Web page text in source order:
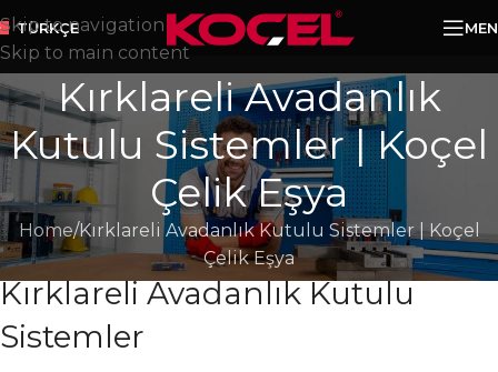
Skip to navigation
Skip to main content
TÜRKÇE
Kırklareli Avadanlık
Kutulu Sistemler | Koçel
Çelik Eşya
Home Kırklareli Avadanlık Kutulu Sistemler | Koçel
Çelik Eşya
Kırklareli Avadanlık Kutulu
Sistemler